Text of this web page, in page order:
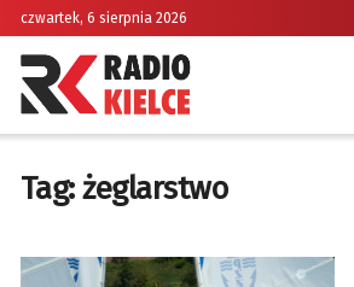
czwartek, 6 sierpnia 2026
Tag:żeglarstwo